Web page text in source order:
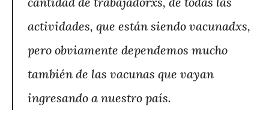
actividades, que están siendo vacunadxs,
pero obviamente dependemos mucho
también de las vacunas que vayan
ingresando a nuestro país.